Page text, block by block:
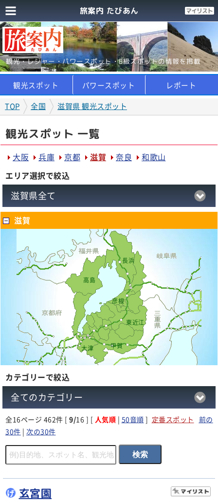
旅案内 たびあん
観光・レジャー・パワースポット・B級スポットの情報を掲載
観光スポット パワースポット
レポート
TOP
全国 滋賀県 観光スポット
観光スポット 一覧
大阪 兵庫 京都 滋賀 奈良
和歌山
エリア選択で絞込
滋賀県全て
滋賀
長浜
高島
大津 甲賀
東近江
彦根
カテゴリーで絞込
全てのカテゴリー
全16ページ 462件 [ 9/16 ] [ 人気順 | 50音順 ] 定番スポット
前の
30件 | 次の30件
げ 玄宮園